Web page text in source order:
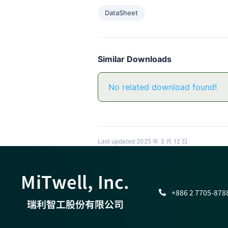
DataSheet
Similar Downloads
No related download found!
Last updated 2025 年 3 月 12 日
MiTwell, Inc.
瑞利智工股份有限公司
+886 2 7705-